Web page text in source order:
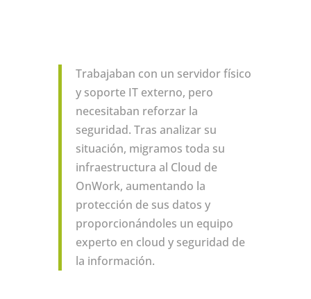
Trabajaban con un servidor físico
y soporte IT externo, pero
necesitaban reforzar la
seguridad. Tras analizar su
situación, migramos toda su
infraestructura al Cloud de
OnWork, aumentando la
protección de sus datos y
proporcionándoles un equipo
experto en cloud y seguridad de
la información.